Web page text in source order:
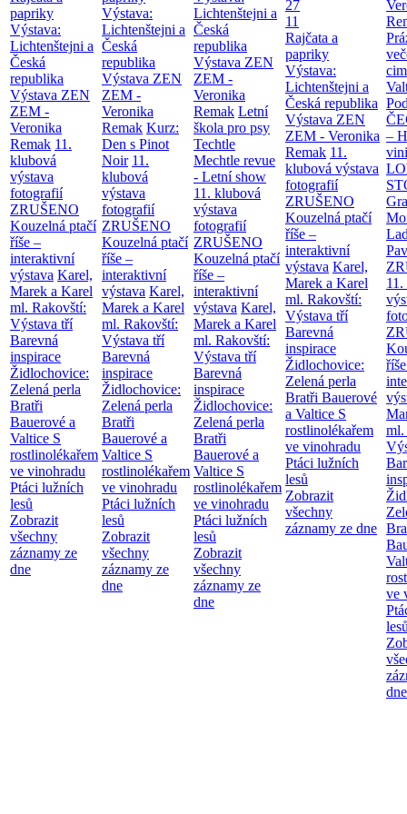
papriky
Výstava:
Lichtenštejni a
Česká
republika
Výstava ZEN
ZEM -
Veronika
Remak 11.
klubová
výstava
fotografií
ZRUŠENO
Kouzelná ptačí
říše –
interaktivní
výstava Karel,
Marek a Karel
ml. Rakovští:
Výstava tří
Barevná
inspirace
Židlochovice:
Zelená perla
Bratři
Bauerové a
Valtice S
rostlinolékařem
ve vinohradu
Ptáci lužních
lesů
Zobrazit
všechny
záznamy ze
dne
Výstava:
Lichtenštejni a
Česká
republika
Výstava ZEN
ZEM -
Veronika
Remak Kurz:
Den s Pinot
Noir 11.
klubová
výstava
fotografií
ZRUŠENO
Kouzelná ptačí
říše –
interaktivní
výstava Karel,
Marek a Karel
ml. Rakovští:
Výstava tří
Barevná
inspirace
Židlochovice:
Zelená perla
Bratři
Bauerové a
Valtice S
rostlinolékařem
ve vinohradu
Ptáci lužních
lesů
Zobrazit
všechny
záznamy ze
dne
Lichtenštejni a
Česká
republika
Výstava ZEN
ZEM -
Veronika
Remak Letní
škola pro psy
Techtle
Mechtle revue
- Letní show
11. klubová
výstava
fotografií
ZRUŠENO
Kouzelná ptačí
říše –
interaktivní
výstava Karel,
Marek a Karel
ml. Rakovští:
Výstava tří
Barevná
inspirace
Židlochovice:
Zelená perla
Bratři
Bauerové a
Valtice S
rostlinolékařem
ve vinohradu
Ptáci lužních
lesů
Zobrazit
všechny
záznamy ze
dne
27
11
Rajčata a
papriky
Výstava:
Lichtenštejni a
Česká republika
Výstava ZEN
ZEM - Veronika
Remak 11.
klubová výstava
fotografií
ZRUŠENO
Kouzelná ptačí
říše –
interaktivní
výstava Karel,
Marek a Karel
ml. Rakovští:
Výstava tří
Barevná
inspirace
Židlochovice:
Zelená perla
Bratři Bauerové
a Valtice S
rostlinolékařem
ve vinohradu
Ptáci lužních
lesů
Zobrazit
všechny
záznamy ze dne
–
ml.
ve
dne